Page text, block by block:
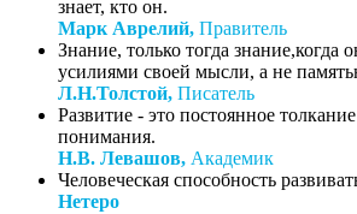
знает, кто он.
Марк Аврелий, Правитель
Знание, только тогда знание,когда
усилиями своей мысли, а не
Л.Н.Толстой, Писатель
Развитие - это постоянное
понимания.
Н.В. Левашов, Академик
Человеческая способность
Нетеро